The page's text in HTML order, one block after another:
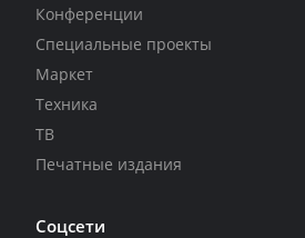
Конференции
Специальные проекты
Маркет
Техника
ТВ
Печатные издания
Соцсети